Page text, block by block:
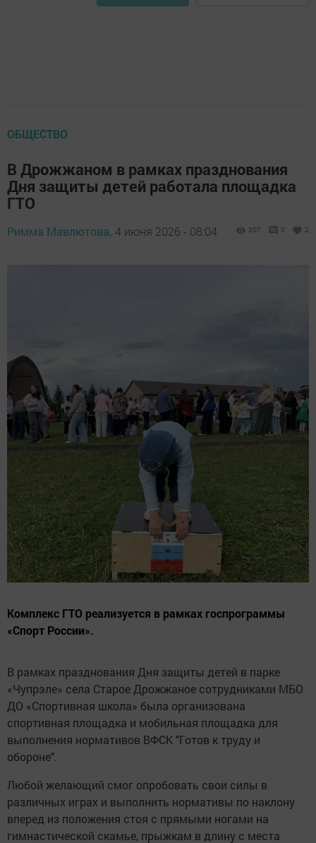
ОБЩЕСТВО
В Дрожжаном в рамках празднования
Дня защиты детей работала площадка
ГТО
Римма Мавлютова, 4 июня 2026 - 08:04 307 0 2
Комплекс ГТО реализуется в рамках госпрограммы
«Спорт России».
В рамках празднования Дня защиты детей в парке
«Чупрэле» села Старое Дрожжаное сотрудниками МБО
ДО «Спортивная школа» была организована
спортивная площадка и мобильная площадка для
выполнения нормативов ВФСК "Готов к труду и
обороне".
Любой желающий смог опробовать свои силы в
различных играх и выполнить нормативы по наклону
вперед из положения стоя с прямыми ногами на
гимнастической скамье, прыжкам в длину с места